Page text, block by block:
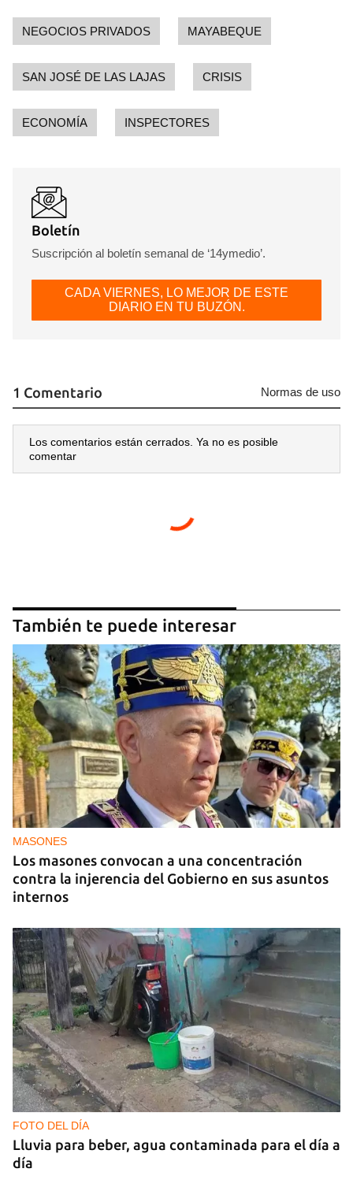
NEGOCIOS PRIVADOS MAYABEQUE
SAN JOSÉ DE LAS LAJAS CRISIS
ECONOMÍA INSPECTORES
Boletín
Suscripción al boletín semanal de ‘14ymedio’.
CADA VIERNES, LO MEJOR DE ESTE
DIARIO EN TU BUZÓN.
1 Comentario Normas de uso
Los comentarios están cerrados. Ya no es posible
comentar
También te puede interesar
MASONES
Los masones convocan a una concentración
contra la injerencia del Gobierno en sus asuntos
internos
FOTO DEL DÍA
Lluvia para beber, agua contaminada para el día a
día